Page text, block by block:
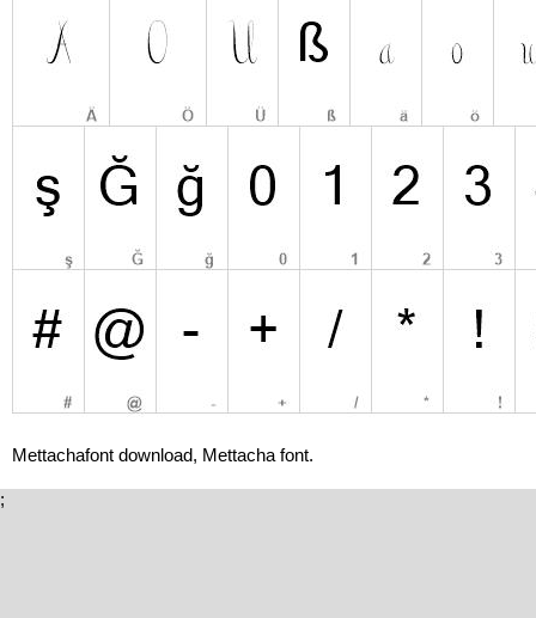
Mettachafont download, Mettacha font.
;